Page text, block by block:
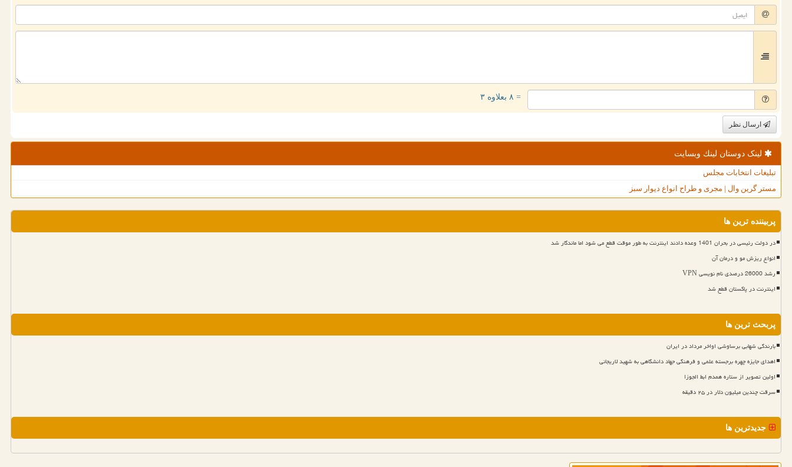
= ۸ بعلاوه ۳
ارسال نظر
لینک دوستان لینك وبسایت
تبلیغات انتخابات مجلس
مستر گرین وال | مجری و طراح انواع دیوار سبز
پربیننده ترین ها
در دولت رئیسی در بحران 1401 وعده دادند اینترنت به طور موقت قطع می شود اما ماندگار شد
انواع ریزش مو و درمان آن
رشد 26000 درصدی نام نویسی VPN
اینترنت در پاکستان قطع شد
پربحث ترین ها
بارندگی شهابی برساوشی اواخر مرداد در ایران
اهدای جایزه چهره برجسته علمی و فرهنگی جهاد دانشگاهی به شهید لاریجانی
اولین تصویر از ستاره همدم ابط الجوزا
سرقت چندین میلیون دلار در ۲۵ دقیقه
جدیدترین ها